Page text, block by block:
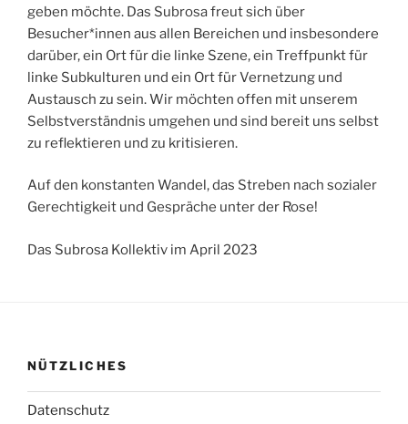
geben möchte. Das Subrosa freut sich über
Besucher*innen aus allen Bereichen und insbesondere
darüber, ein Ort für die linke Szene, ein Treffpunkt für
linke Subkulturen und ein Ort für Vernetzung und
Austausch zu sein. Wir möchten offen mit unserem
Selbstverständnis umgehen und sind bereit uns selbst
zu reflektieren und zu kritisieren.
Auf den konstanten Wandel, das Streben nach sozialer
Gerechtigkeit und Gespräche unter der Rose!
Das Subrosa Kollektiv im April 2023
NÜTZLICHES
Datenschutz